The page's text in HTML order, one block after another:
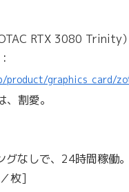
RTX 3080
product/graphics_card/
割愛。
なしで、24時間稼働。
枚]